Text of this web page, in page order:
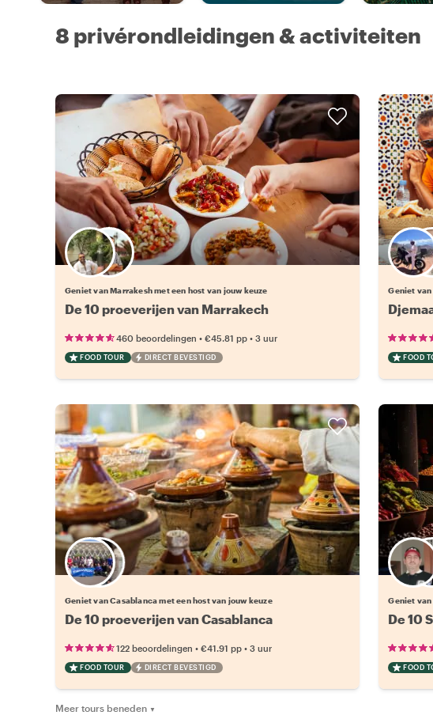
8 privérondleidingen & activiteiten
Kies jouw favoriete local
Geniet van Marrakesh met een host van jouw keuze
De 10 proeverijen van Marrakech
460 beoordelingen • €45.81 pp • 3 uur
FOOD TOUR DIRECT BEVESTIGD
Geniet van
FOOD
Kies jouw favoriete local
Geniet van Casablanca met een host van jouw keuze
De 10 proeverijen van Casablanca
122 beoordelingen • €41.91 pp • 3 uur
FOOD TOUR DIRECT BEVESTIGD
Geniet van
De 10
FOOD
Meer tours beneden ▼